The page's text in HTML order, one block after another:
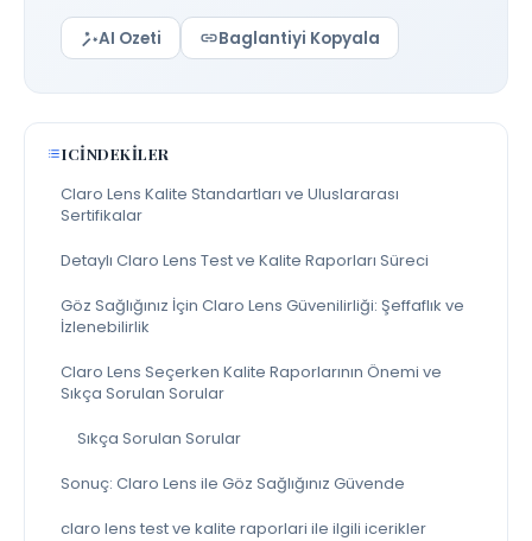
AI Ozeti Baglantiyi Kopyala
ICINDEKILER
Claro Lens Kalite Standartları ve Uluslararası
Sertifikalar
Detaylı Claro Lens Test ve Kalite Raporları Süreci
Göz Sağlığınız İçin Claro Lens Güvenilirliği: Şeffaflık ve
İzlenebilirlik
Claro Lens Seçerken Kalite Raporlarının Önemi ve
Sıkça Sorulan Sorular
Sıkça Sorulan Sorular
Sonuç: Claro Lens ile Göz Sağlığınız Güvende
claro lens test ve kalite raporlari ile ilgili icerikler